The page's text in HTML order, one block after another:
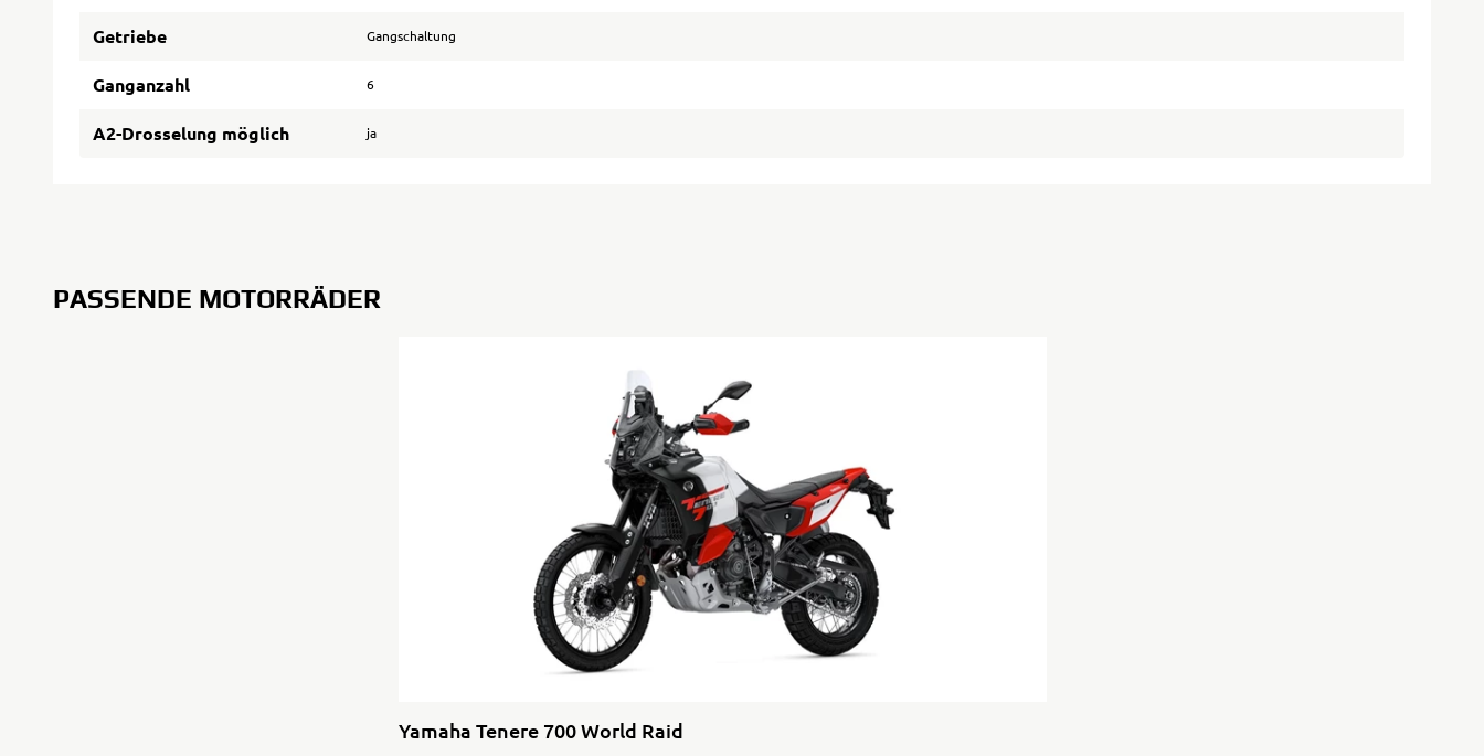
Getriebe Gangschaltung
Ganganzahl 6
A2-Drosselung möglich ja
PASSENDE MOTORRÄDER
Yamaha Tenere 700 World Raid